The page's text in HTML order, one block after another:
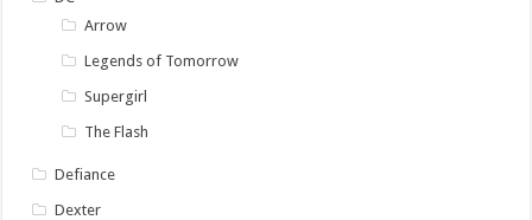
Arrow
Legends of Tomorrow
Supergirl
The Flash
Defiance
Dexter